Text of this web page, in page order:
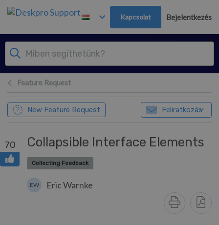
Továbblépés a fő tartalomra
Kapcsolat Bejelentkezés
Feature Request
New Feature Request Feliratkozás
70 Collapsible Interface Elements
Collecting Feedback
EW Eric Warnke